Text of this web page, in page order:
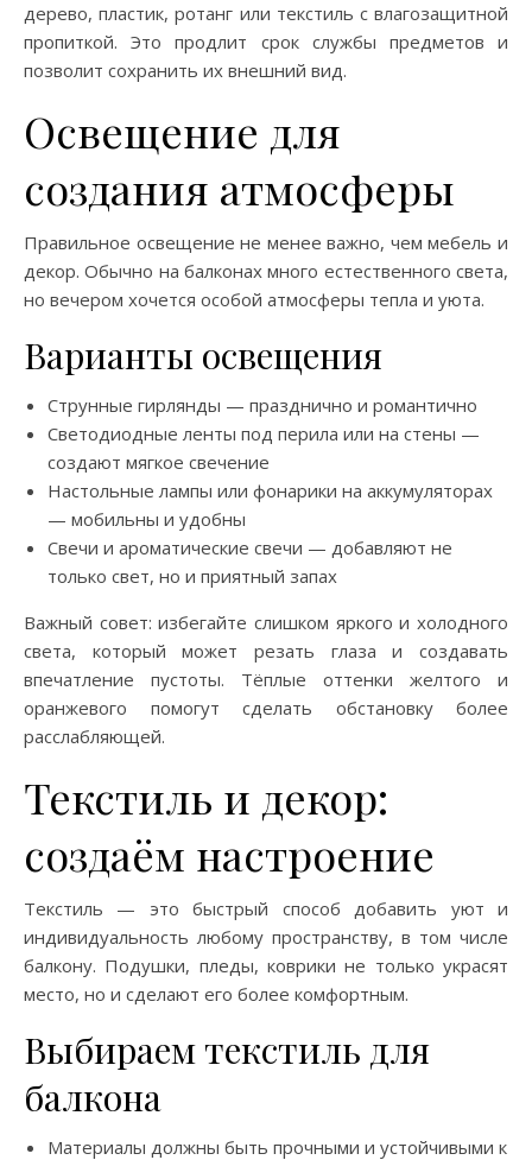
дерево, пластик, ротанг или текстиль с влагозащитной
пропиткой. Это продлит срок службы предметов и
позволит сохранить их внешний вид.
Освещение для
создания атмосферы
Правильное освещение не менее важно, чем мебель и
декор. Обычно на балконах много естественного света,
но вечером хочется особой атмосферы тепла и уюта.
Варианты освещения
Струнные гирлянды — празднично и романтично
Светодиодные ленты под перила или на стены —
создают мягкое свечение
Настольные лампы или фонарики на аккумуляторах
— мобильны и удобны
Свечи и ароматические свечи — добавляют не
только свет, но и приятный запах
Важный совет: избегайте слишком яркого и холодного
света, который может резать глаза и создавать
впечатление пустоты. Тёплые оттенки желтого и
оранжевого помогут сделать обстановку более
расслабляющей.
Текстиль и декор:
создаём настроение
Текстиль — это быстрый способ добавить уют и
индивидуальность любому пространству, в том числе
балкону. Подушки, пледы, коврики не только украсят
место, но и сделают его более комфортным.
Выбираем текстиль для
балкона
Материалы должны быть прочными и устойчивыми к